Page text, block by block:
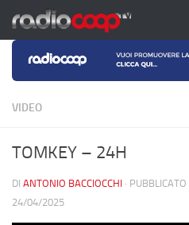
Salta al contenuto
VIDEO
TOMKEY – 24H
DI ANTONIO BACCIOCCHI · PUBBLICATO
24/04/2025